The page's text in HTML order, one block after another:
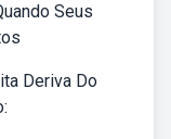
Seus
Deriva Do